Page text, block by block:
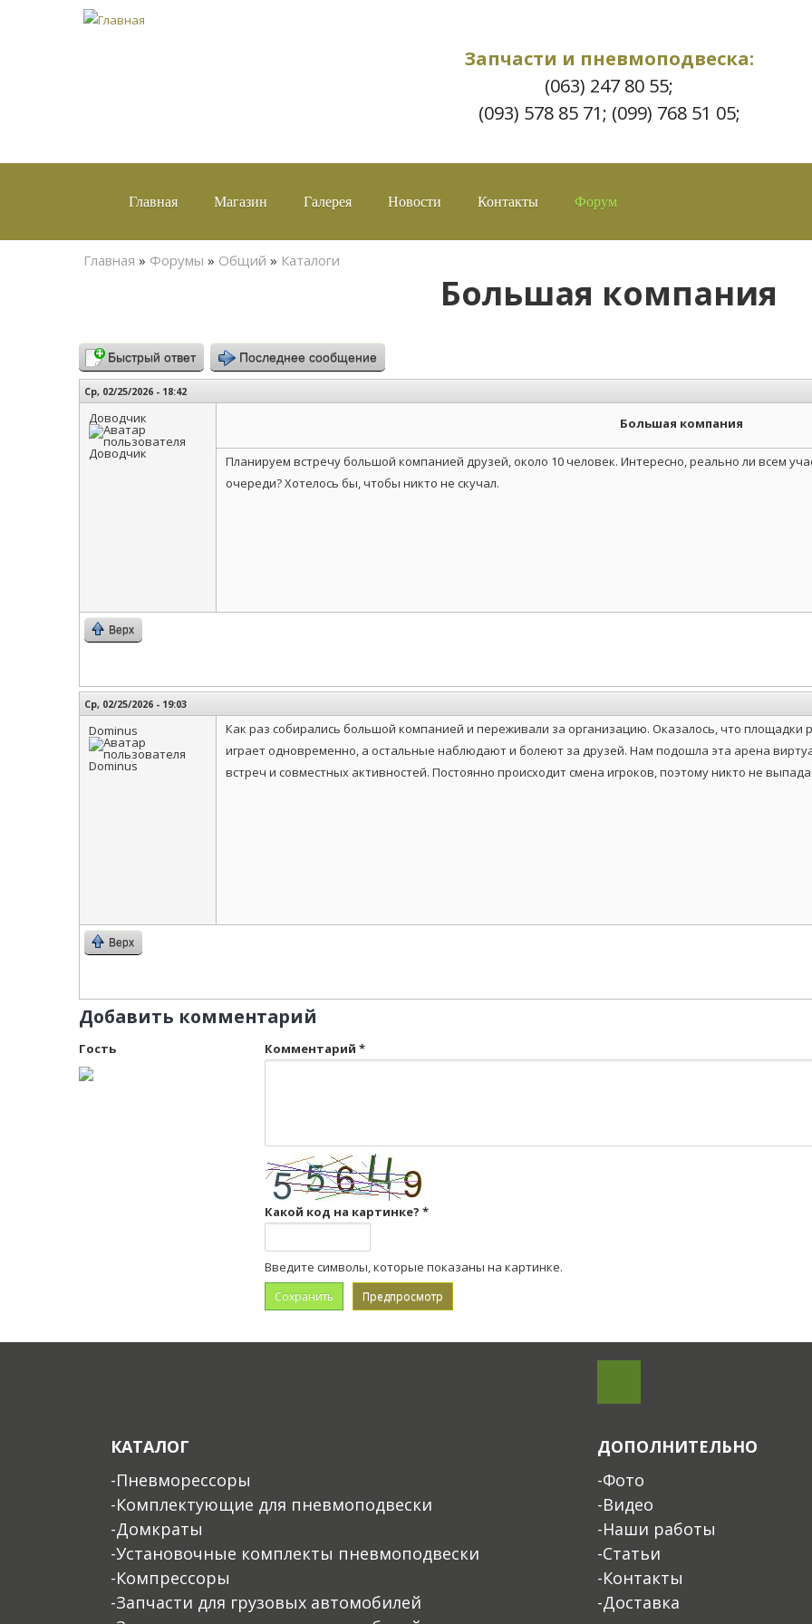
Запчасти и пневмоподвеска:
(063) 247 80 55;
(093) 578 85 71; (099) 768 51 05;
Главная Магазин Галерея Новости Контакты Форум
Вы здесь
Главная » Форумы » Общий » Каталоги
Большая компания
Быстрый ответ Последнее сообщение
Ср, 02/25/2026 - 18:42
Доводчик
Большая компания
Планируем встречу большой компанией друзей, около 10 человек. Интересно, реально ли всем
очереди? Хотелось бы, чтобы никто не скучал.
Верх
Ср, 02/25/2026 - 19:03
Dominus
Как раз собирались большой компанией и переживали за организацию. Оказалось, что площадки
играет одновременно, а остальные наблюдают и болеют за друзей. Нам подошла эта арена
встреч и совместных активностей. Постоянно происходит смена игроков, поэтому никто не
Верх
Добавить комментарий
Гость Комментарий *
Какой код на картинке? *
Введите символы, которые показаны на картинке.
КАТАЛОГ
-Пневморессоры
-Комплектующие для пневмоподвески
-Домкраты
-Установочные комплекты пневмоподвески
-Компрессоры
-Запчасти для грузовых автомобилей
ДОПОЛНИТЕЛЬНО
-Фото
-Видео
-Наши работы
-Статьи
-Контакты
-Доставка